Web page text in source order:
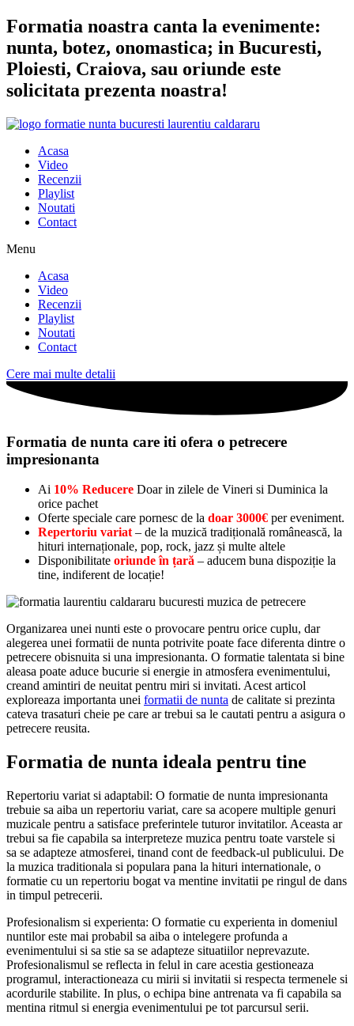
Sari
la
conținut
Formatia noastra canta la evenimente:
nunta, botez, onomastica; in Bucuresti,
Ploiesti, Craiova, sau oriunde este
solicitata prezenta noastra!
Acasa
Video
Recenzii
Playlist
Noutati
Contact
Menu
Acasa
Video
Recenzii
Playlist
Noutati
Contact
Cere mai multe detalii
Formatia de nunta care iti ofera o petrecere
impresionanta
Ai 10% Reducere Doar in zilele de Vineri si Duminica la
orice pachet
Oferte speciale care pornesc de la doar 3000€ per eveniment.
Repertoriu variat– de la muzică tradițională românească, la
hituri internaționale, pop, rock, jazz și multe altele
Disponibilitate oriunde în țară – aducem buna dispoziție la
tine, indiferent de locație!
Organizarea unei nunti este o provocare pentru orice cuplu, dar
alegerea unei formatii de nunta potrivite poate face diferenta dintre o
petrecere obisnuita si una impresionanta. O formatie talentata si bine
aleasa poate aduce bucurie si energie in atmosfera evenimentului,
creand amintiri de neuitat pentru miri si invitati. Acest articol
exploreaza importanta unei formatii de nunta de calitate si prezinta
cateva trasaturi cheie pe care ar trebui sa le cautati pentru a asigura o
petrecere reusita.
Formatia de nunta ideala pentru tine
Repertoriu variat si adaptabil: O formatie de nunta impresionanta
trebuie sa aiba un repertoriu variat, care sa acopere multiple genuri
muzicale pentru a satisface preferintele tuturor invitatilor. Aceasta ar
trebui sa fie capabila sa interpreteze muzica pentru toate varstele si
sa se adapteze atmosferei, tinand cont de feedback-ul publicului. De
la muzica traditionala si populara pana la hituri internationale, o
formatie cu un repertoriu bogat va mentine invitatii pe ringul de dans
in timpul petrecerii.
Profesionalism si experienta: O formatie cu experienta in domeniul
nuntilor este mai probabil sa aiba o intelegere profunda a
evenimentului si sa stie sa se adapteze situatiilor neprevazute.
Profesionalismul se reflecta in felul in care acestia gestioneaza
programul, interactioneaza cu mirii si invitatii si respecta termenele si
acordurile stabilite. In plus, o echipa bine antrenata va fi capabila sa
mentina ritmul si energia evenimentului pe tot parcursul serii.